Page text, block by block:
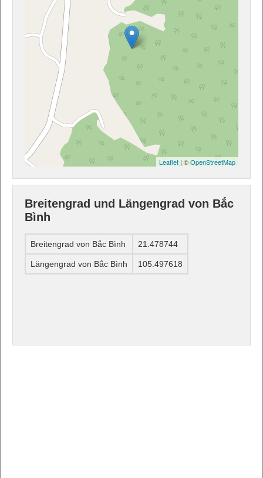
Leaflet | ©OpenStreetMap
Breitengrad und Längengrad von Bắc
Bình
Breitengrad von Bắc Bình 21.478744
Längengrad von Bắc Bình 105.497618